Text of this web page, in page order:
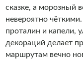
сказке, а морозный
невероятно
проталин и капели,
декораций делает
маршрутам вечно